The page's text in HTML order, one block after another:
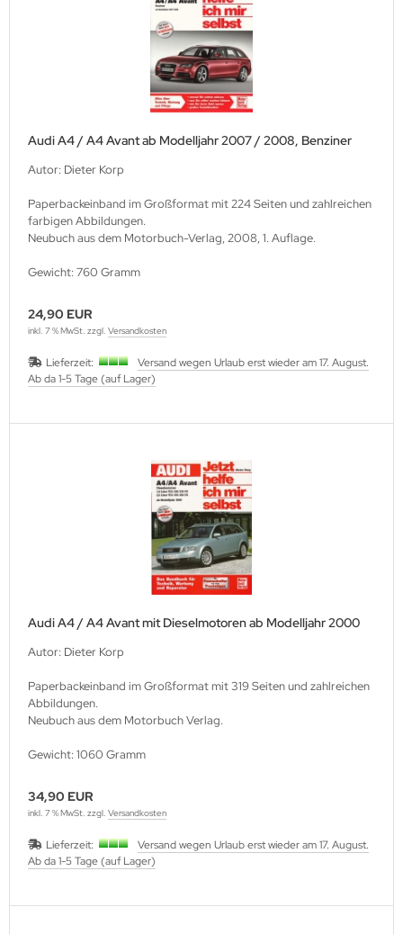
Audi A4 / A4 Avant ab Modelljahr 2007 / 2008, Benziner
Autor: Dieter Korp
Paperbackeinband im Großformat mit 224 Seiten und zahlreichen
farbigen Abbildungen.
Neubuch aus dem Motorbuch-Verlag, 2008, 1. Auflage.
Gewicht: 760 Gramm
24,90 EUR
inkl. 7 % MwSt. zzgl. Versandkosten
Lieferzeit:
Versand wegen Urlaub erst wieder am 17. August.
Ab da 1-5 Tage (auf Lager)
Audi A4 / A4 Avant mit Dieselmotoren ab Modelljahr 2000
Autor: Dieter Korp
Paperbackeinband im Großformat mit 319 Seiten und zahlreichen
Abbildungen.
Neubuch aus dem Motorbuch Verlag.
Gewicht: 1060 Gramm
34,90 EUR
inkl. 7 % MwSt. zzgl. Versandkosten
Lieferzeit:
Versand wegen Urlaub erst wieder am 17. August.
Ab da 1-5 Tage (auf Lager)